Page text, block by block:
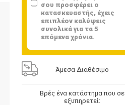
σου προσφέρει ο
κατασκευαστής, έχεις
επιπλέον καλύψεις
συνολικά για τα 5
επόμενα χρόνια.
Άμεσα Διαθέσιμο
Βρές ένα κατάστημα που σε
εξυπηρετεί: